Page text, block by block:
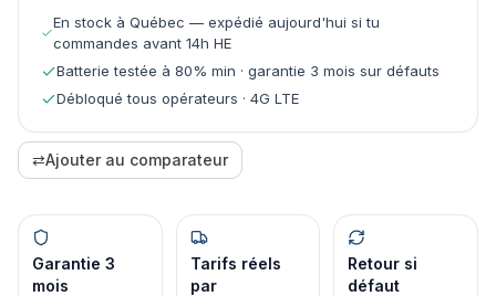
En stock à Québec — expédié aujourd'hui si tu
commandes avant 14h HE
Batterie testée à 80% min · garantie 3 mois sur défauts
Débloqué tous opérateurs · 4G LTE
⇄Ajouter au comparateur
Garantie 3
mois
Tarifs réels
par
Retour si
défaut